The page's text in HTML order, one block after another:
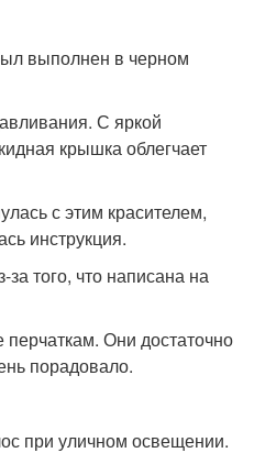
выполнен в черном
С яркой
крышка облегчает
с этим красителем,
инструкция.
того, что написана на
перчаткам. Они достаточно
порадовало.
при уличном освещении.